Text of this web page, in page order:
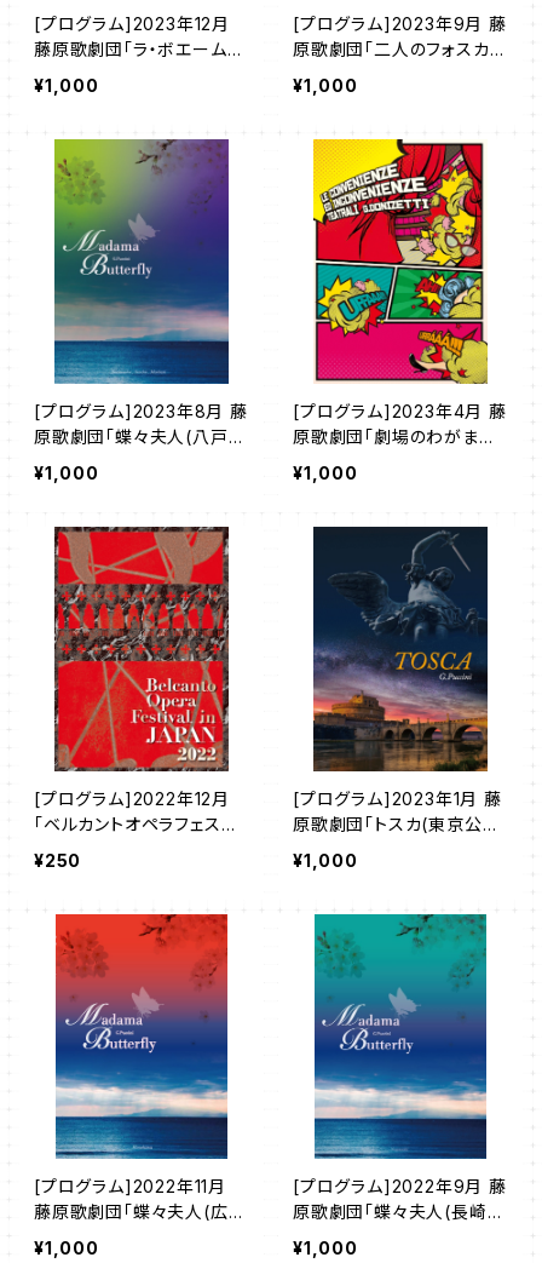
[プログラム]2023年12月
藤原歌劇団「ラ・ボエーム
(堺・高松公演)」
¥1,000
[プログラム]2023年9月 藤
原歌劇団「二人のフォスカ
リ」
¥1,000
[プログラム]2023年8月 藤
原歌劇団「蝶々夫人(八戸・
仙台・前橋公演)」
¥1,000
[プログラム]2023年4月 藤
原歌劇団「劇場のわがまま
な歌手たち」
¥1,000
[プログラム]2022年12月
「ベルカントオペラフェステ
ィバル イン ジャパン 2022」
¥250
[プログラム]2023年1月 藤
原歌劇団「トスカ(東京公
演)」
¥1,000
[プログラム]2022年11月
藤原歌劇団「蝶々夫人(広島
公演)」
¥1,000
[プログラム]2022年9月 藤
原歌劇団「蝶々夫人(長崎公
演)」
¥1,000